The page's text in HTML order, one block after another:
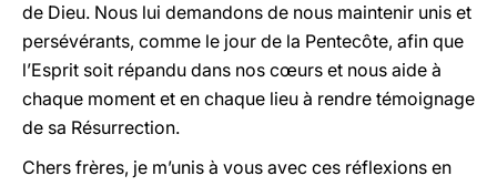
de Dieu. Nous lui demandons de nous maintenir unis et
persévérants, comme le jour de la Pentecôte, afin que
l’Esprit soit répandu dans nos cœurs et nous aide à
chaque moment et en chaque lieu à rendre témoignage
de sa Résurrection.
Chers frères, je m’unis à vous avec ces réflexions en